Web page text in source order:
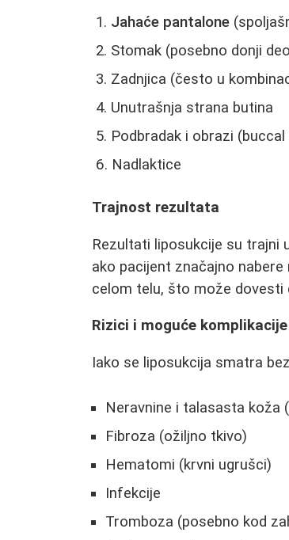
Jahaće pantalone
Stomak (posebno donji
Zadnjica (često u
Unutrašnja strana butina
Podbradak i obrazi
Nadlaktice
Trajnost rezultata
Rezultati liposukcije su trajni
ako pacijent značajno
celom telu, što može
Rizici i moguće komplikacije
Iako se liposukcija smatra
Neravnine i talasasta koža
Fibroza (ožiljno tkivo)
Hematomi (krvni ugrušci)
Infekcije
Tromboza (posebno kod